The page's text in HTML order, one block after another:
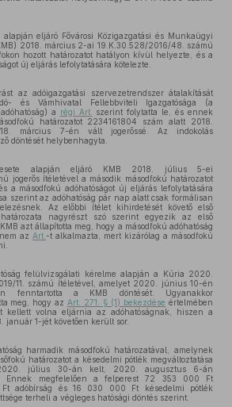
eljáró Fővárosi Közigazgatási és Munkaügyi
2018. március 2-ai 19.K.30.528/2016/48. számú
hozott határozatot hatályon kívül helyezte, és a
új eljárás lefolytatására kötelezte.
az adóigazgatási szervezetrendszer átalakítását
és Vámhivatal Fellebbviteli Igazgatósága (a
a régi Art.
szerint folytatta le, és ennek
határozatot 2234161804 szám alatt 2018.
március 7-én vált jogerőssé. Az indokolás
döntését helybenhagyta.
alapján eljáró KMB 2018. július 5-ei
jogerős ítéletével a második másodfokú határozatot
a másodfokú adóhatóságot új eljárás lefolytatására
szerint az adóhatóság pár nap alatt csak formálisan
Az előbbi ítélet kihirdetését követő első
határozata nagyrészt szó szerint egyezik az első
azt állapította meg, hogy a másodfokú adóhatóság
az Art. -t alkalmazta, mert kizárólag a másodfokú
felülvizsgálati kérelme alapján a Kúria 2020.
11. számú ítéletével, amelyet 2020. június 10-én
fenntartotta a KMB döntését. Ugyanakkor
meg, hogy az Art. 271. § (1) bekezdése értelmében
kellett volna eljárnia az adóhatóságnak, hiszen a
január 1-jét követően került sor.
harmadik másodfokú határozatával, amelynek
határozatot a késedelmi pótlék megváltoztatása
július 30-án kelt, 2020. augusztus 6-án
Ennek megfelelően a felperest 72 353 000 Ft
adóbírság és 16 030 000 Ft késedelmi pótlék
terheli a végleges hatósági döntés szerint.